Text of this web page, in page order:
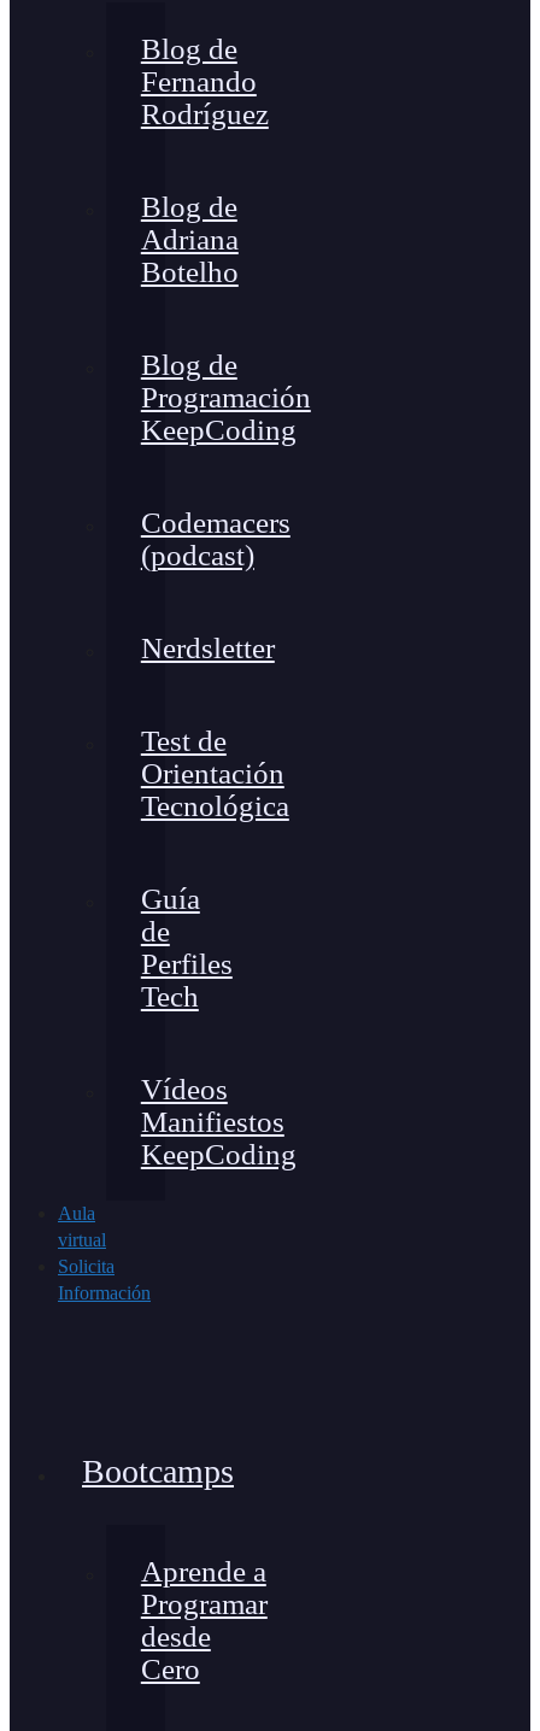
Blog de
Fernando
Rodríguez
Blog de
Adriana
Botelho
Blog de
Programación
KeepCoding
Codemacers
(podcast)
Nerdsletter
Test de
Orientación
Tecnológica
Guía
de
Perfiles
Tech
Vídeos
Manifiestos
KeepCoding
Aula
virtual
Solicita
Información
Bootcamps
Aprende a
Programar
desde
Cero